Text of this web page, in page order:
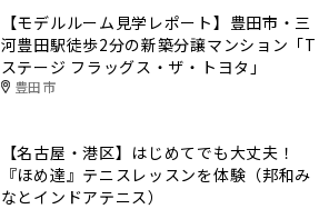
【モデルルーム見学レポート】豊田市・三
河豊田駅徒歩2分の新築分譲マンション「T
ステージ フラッグス・ザ・トヨタ」
豊田市
【名古屋・港区】はじめてでも大丈夫！
『ほめ達』テニスレッスンを体験（邦和み
なとインドアテニス）